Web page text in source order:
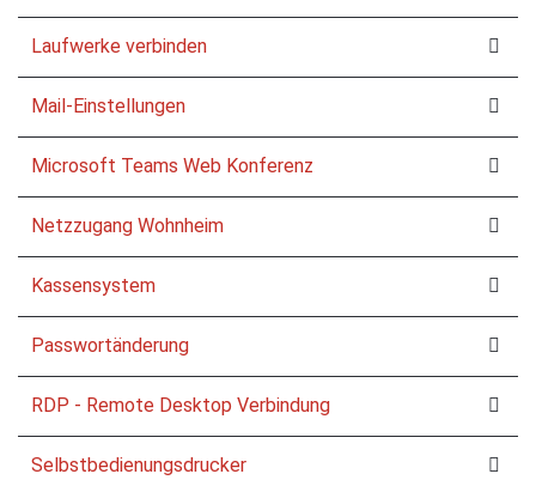
Laufwerke verbinden
Mail-Einstellungen
Microsoft Teams Web Konferenz
Netzzugang Wohnheim
Kassensystem
Passwortänderung
RDP - Remote Desktop Verbindung
Selbstbedienungsdrucker